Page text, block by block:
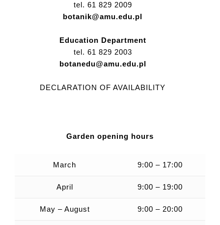
Towarzystwa
Warszawa:
tel. 61 829 2009
botanik@amu.edu.pl
Education Department
tel. 61 829 2003
botanedu@amu.edu.pl
DECLARATION OF AVAILABILITY
Garden opening hours
March 9:00 – 17:00
April 9:00 – 19:00
May – August 9:00 – 20:00